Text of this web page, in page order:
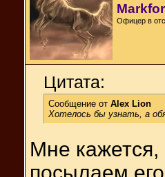
Markfor
Офицер в
Цитата:
Сообщение от Alex Lion
Хотелось бы узнать, а
Мне